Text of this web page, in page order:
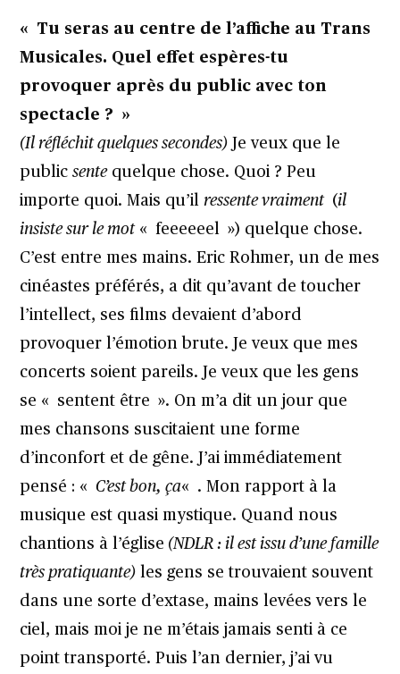
« Tu seras au centre de l’affiche au Trans
Musicales. Quel effet espères-tu
provoquer après du public avec ton
spectacle ? »
(Il réfléchit quelques secondes) Je veux que le
publicsentequelque chose. Quoi ? Peu
importe quoi. Mais qu’ilressente vraiment(il
insiste sur le mot« feeeeeel ») quelque chose.
C’est entre mes mains. Eric Rohmer, un de mes
cinéastes préférés, a dit qu’avant de toucher
l’intellect, ses films devaient d’abord
provoquer l’émotion brute. Je veux que mes
concerts soient pareils. Je veux que les gens
se « sentent être ». On m’a dit un jour que
mes chansons suscitaient une forme
d’inconfort et de gêne. J’ai immédiatement
pensé : «C’est bon, ça« . Mon rapport à la
musique est quasi mystique. Quand nous
chantions à l’église (NDLR : il est issu d’une famille
très pratiquante) les gens se trouvaient souvent
dans une sorte d’extase, mains levées vers le
ciel, mais moi je ne m’étais jamais senti à ce
point transporté. Puis l’an dernier, j’ai vu